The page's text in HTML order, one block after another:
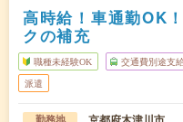
高時給！車通勤OK
クの補充
職種未経験OK 交通費別途支
派遣
勤務地